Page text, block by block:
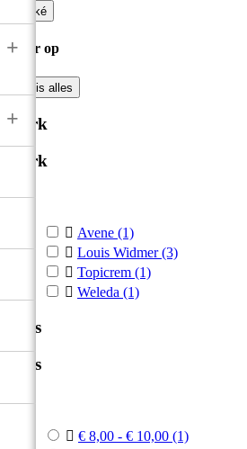
+
+
Oké
Filter op
Wis alles
Merk
Merk
 
 Avene (1)
 Louis Widmer(3)
 Topicrem (1)
 Weleda (1)
Prijs
Prijs
 
 € 8,00 - € 10,00 (1)